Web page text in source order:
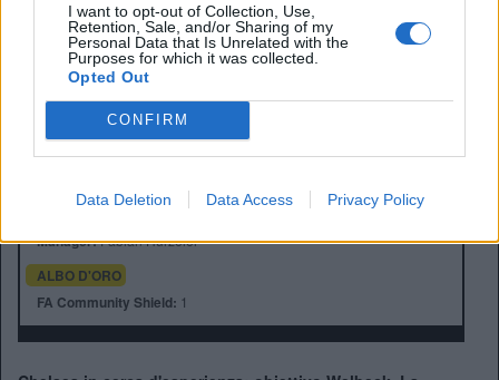
I want to opt-out of Collection, Use,
Retention, Sale, and/or Sharing of my
Personal Data that Is Unrelated with the
Purposes for which it was collected.
Opted Out
CONFIRM
Data Deletion Data Access Privacy Policy
Anno di Fondazione:1901
Brighton
Manager:Fabian Hurzeler
ALBO D'ORO
FA Community Shield: 1